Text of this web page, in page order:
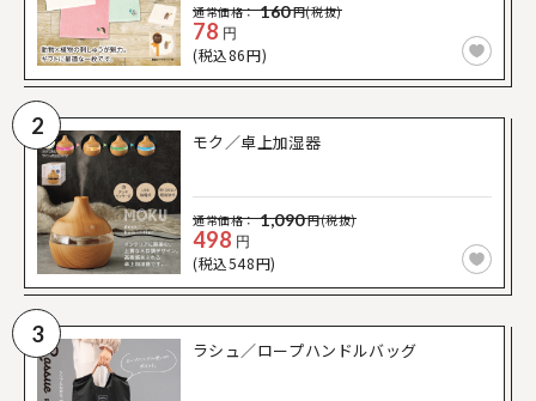
通常価格： 160円(税抜)
78 円
(税込86円)
2
モク／卓上加湿器
通常価格： 1,090円(税抜)
498 円
(税込548円)
3
ラシュ／ロープハンドルバッグ